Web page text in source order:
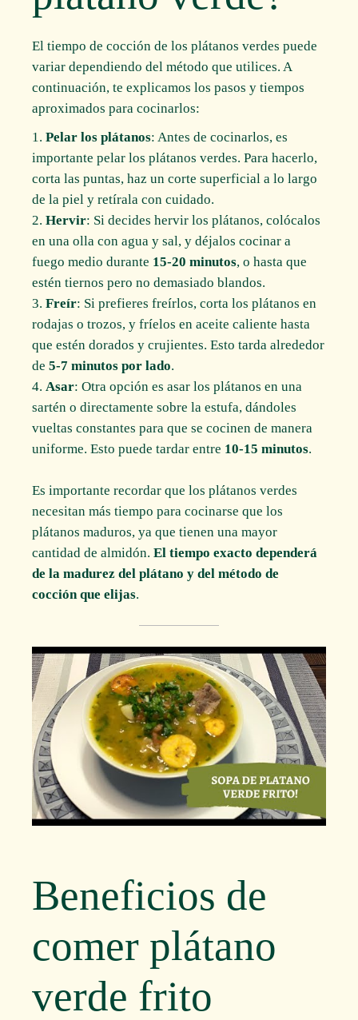
El tiempo de cocción de los plátanos verdes puede
variar dependiendo del método que utilices. A
continuación, te explicamos los pasos y tiempos
aproximados para cocinarlos:
Pelar los plátanos: Antes de cocinarlos, es
importante pelar los plátanos verdes. Para hacerlo,
corta las puntas, haz un corte superficial a lo largo
de la piel y retírala con cuidado.
Hervir: Si decides hervir los plátanos, colócalos
en una olla con agua y sal, y déjalos cocinar a
fuego medio durante 15-20 minutos, o hasta que
estén tiernos pero no demasiado blandos.
Freír: Si prefieres freírlos, corta los plátanos en
rodajas o trozos, y fríelos en aceite caliente hasta
que estén dorados y crujientes. Esto tarda alrededor
de5-7 minutos por lado.
Asar: Otra opción es asar los plátanos en una
sartén o directamente sobre la estufa, dándoles
vueltas constantes para que se cocinen de manera
uniforme. Esto puede tardar entre 10-15 minutos.
Es importante recordar que los plátanos verdes
necesitan más tiempo para cocinarse que los
plátanos maduros, ya que tienen una mayor
cantidad de almidón.El tiempo exacto dependerá
de la madurez del plátano y del método de
cocción que elijas.
Beneficios de
comer plátano
verde frito